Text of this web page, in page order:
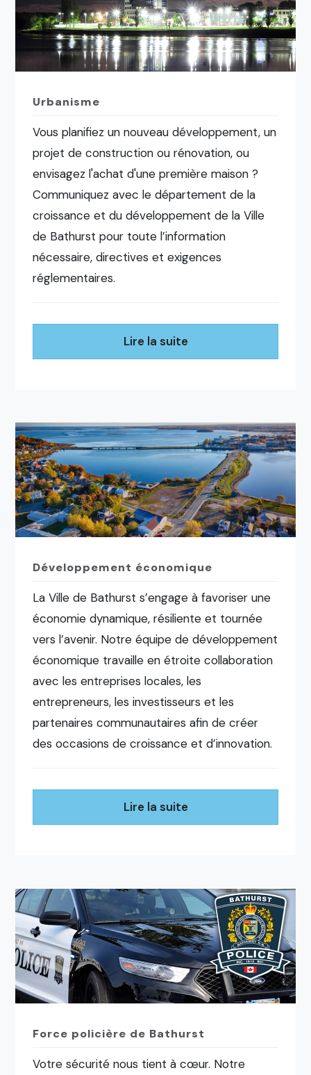
Urbanisme
Vous planifiez un nouveau développement, un
projet de construction ou rénovation, ou
envisagez l'achat d'une première maison ?
Communiquez avec le département de la
croissance et du développement de la Ville
de Bathurst pour toute l’information
nécessaire, directives et exigences
réglementaires.
Lire la suite
Développement économique
La Ville de Bathurst s’engage à favoriser une
économie dynamique, résiliente et tournée
vers l’avenir. Notre équipe de développement
économique travaille en étroite collaboration
avec les entreprises locales, les
entrepreneurs, les investisseurs et les
partenaires communautaires afin de créer
des occasions de croissance et d’innovation.
Lire la suite
Force policière de Bathurst
Votre sécurité nous tient à cœur. Notre